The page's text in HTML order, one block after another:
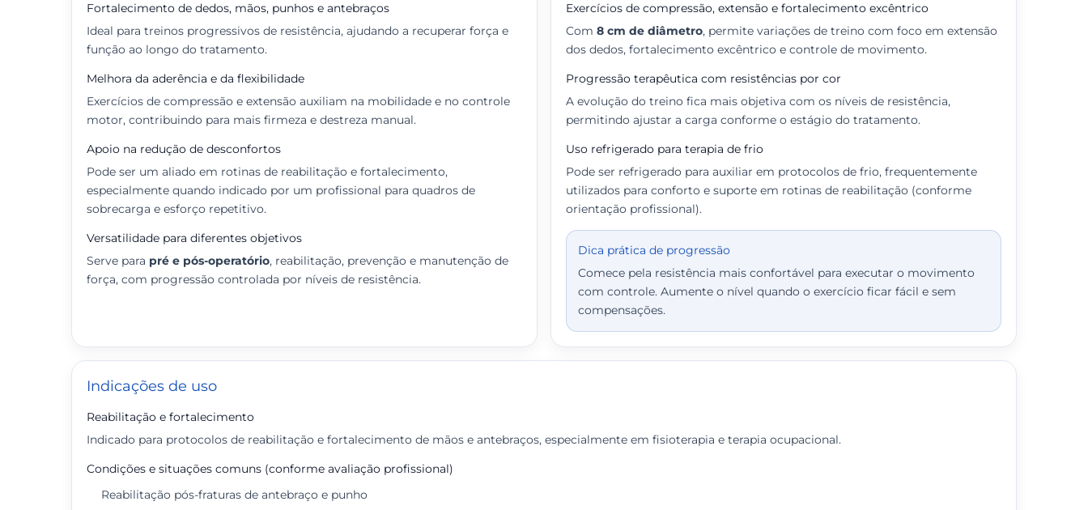
Fortalecimento de dedos, mãos, punhos e antebraços
Ideal para treinos progressivos de resistência, ajudando a recuperar força e
função ao longo do tratamento.
Melhora da aderência e da flexibilidade
Exercícios de compressão e extensão auxiliam na mobilidade e no controle
motor, contribuindo para mais firmeza e destreza manual.
Apoio na redução de desconfortos
Pode ser um aliado em rotinas de reabilitação e fortalecimento,
especialmente quando indicado por um profissional para quadros de
sobrecarga e esforço repetitivo.
Versatilidade para diferentes objetivos
Serve para pré e pós-operatório, reabilitação, prevenção e manutenção de
força, com progressão controlada por níveis de resistência.
Exercícios de compressão, extensão e fortalecimento excêntrico
Com 8 cm de diâmetro, permite variações de treino com foco em extensão
dos dedos, fortalecimento excêntrico e controle de movimento.
Progressão terapêutica com resistências por cor
A evolução do treino fica mais objetiva com os níveis de resistência,
permitindo ajustar a carga conforme o estágio do tratamento.
Uso refrigerado para terapia de frio
Pode ser refrigerado para auxiliar em protocolos de frio, frequentemente
utilizados para conforto e suporte em rotinas de reabilitação (conforme
orientação profissional).
Dica prática de progressão
Comece pela resistência mais confortável para executar o movimento
com controle. Aumente o nível quando o exercício ficar fácil e sem
compensações.
Indicações de uso
Reabilitação e fortalecimento
Indicado para protocolos de reabilitação e fortalecimento de mãos e antebraços, especialmente em fisioterapia e terapia ocupacional.
Condições e situações comuns (conforme avaliação profissional)
Reabilitação pós-fraturas de antebraço e punho